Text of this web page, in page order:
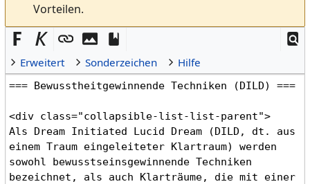
Vorteilen.
Erweitert Sonderzeichen Hilfe